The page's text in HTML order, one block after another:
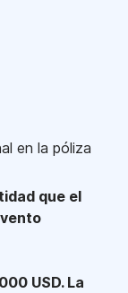
en la póliza
que el
USD. La